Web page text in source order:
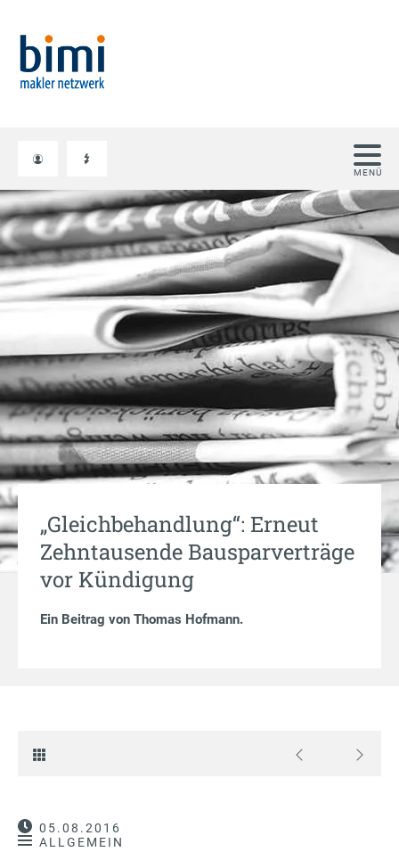
„Gleichbehandlung“: Erneut
Zehntausende Bausparverträge
vor Kündigung
Ein Beitrag von Thomas Hofmann.
05.08.2016
ALLGEMEIN